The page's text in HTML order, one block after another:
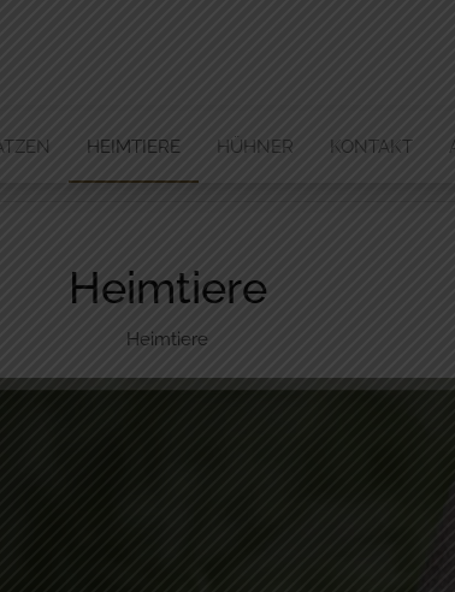
HEIMTIERE HÜHNER KONTAKT
Heimtiere
Heimtiere